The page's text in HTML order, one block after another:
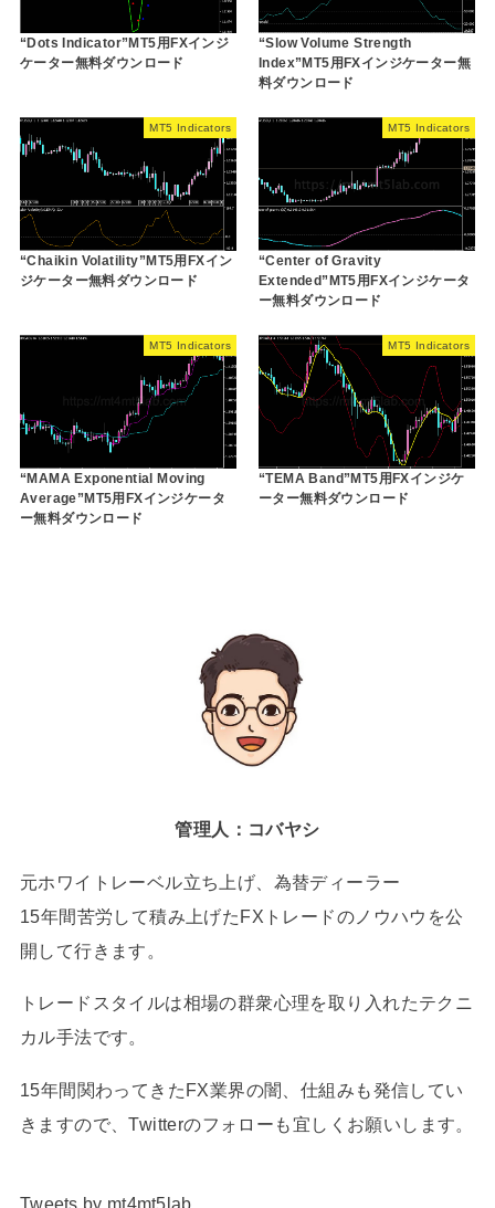
“Dots Indicator”MT5用FXインジ
ケーター無料ダウンロード
“Slow Volume Strength
Index”MT5用FXインジケーター無
料ダウンロード
MT5 Indicators
“Chaikin Volatility”MT5用FXイン
ジケーター無料ダウンロード
MT5 Indicators
“Center of Gravity
Extended”MT5用FXインジケータ
ー無料ダウンロード
MT5 Indicators
“MAMA Exponential Moving
Average”MT5用FXインジケータ
ー無料ダウンロード
MT5 Indicators
“TEMA Band”MT5用FXインジケ
ーター無料ダウンロード
管理人：コバヤシ
元ホワイトレーベル立ち上げ、為替ディーラー
15年間苦労して積み上げたFXトレードのノウハウを公
開して行きます。
トレードスタイルは相場の群衆心理を取り入れたテクニ
カル手法です。
15年間関わってきたFX業界の闇、仕組みも発信してい
きますので、Twitterのフォローも宜しくお願いします。
Tweets by mt4mt5lab